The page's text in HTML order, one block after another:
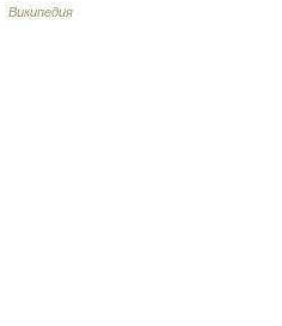
Википедия